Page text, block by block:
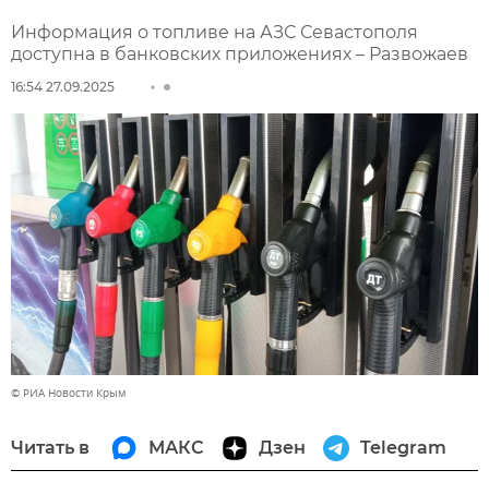
Информация о топливе на АЗС Севастополя
доступна в банковских приложениях – Развожаев
16:54 27.09.2025
© РИА Новости Крым
Читать в МАКС Дзен Telegram